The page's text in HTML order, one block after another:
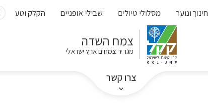
חינוך ונוער מסלולי טיולים שבילי אופניים הקלק וטע
צמח השדה
מגדיר צמחים ארץ ישראלי
צרו קשר